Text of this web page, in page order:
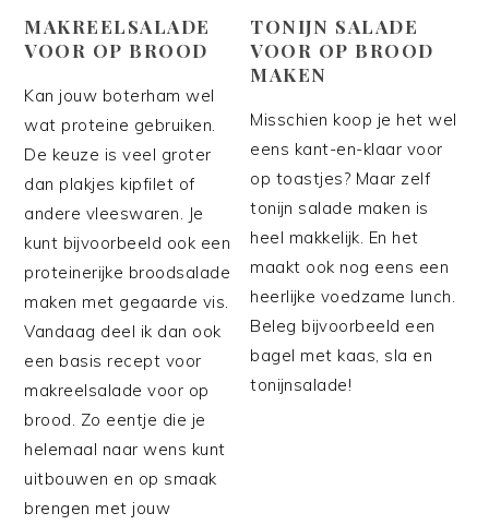
MAKREELSALADE
VOOR OP BROOD
Kan jouw boterham wel
wat proteine gebruiken.
De keuze is veel groter
dan plakjes kipfilet of
andere vleeswaren. Je
kunt bijvoorbeeld ook een
proteinerijke broodsalade
maken met gegaarde vis.
Vandaag deel ik dan ook
een basis recept voor
makreelsalade voor op
brood. Zo eentje die je
helemaal naar wens kunt
uitbouwen en op smaak
brengen met jouw
TONIJN SALADE
VOOR OP BROOD
MAKEN
Misschien koop je het wel
eens kant-en-klaar voor
op toastjes? Maar zelf
tonijn salade maken is
heel makkelijk. En het
maakt ook nog eens een
heerlijke voedzame lunch.
Beleg bijvoorbeeld een
bagel met kaas, sla en
tonijnsalade!